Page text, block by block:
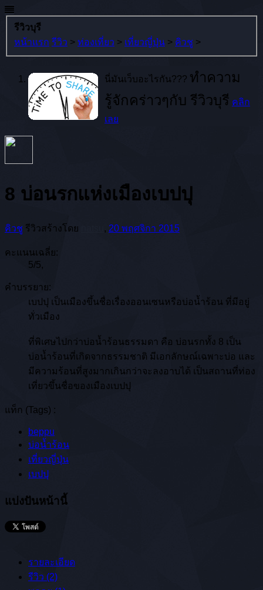
รีวิวบุรี
หน้าแรก รีวิว > ท่องเที่ยว > เที่ยวญี่ปุ่น > คิวชู >
นี่มันเว็บอะไรกัน??? ทำความ
รู้จักคร่าวๆกับ รีวิวบุรี คลิก
เลย
8 บ่อนรกแห่งเมืองเบปปุ
คิวชู รีวิวสร้างโดย , 20 พฤศจิกา 2015
คะแนนเฉลี่ย:
5/5,
คำบรรยาย:
เบปปุ เป็นเมืองขึ้นชื่อเรื่องออนเซนหรือบ่อน้ำร้อน ที่มีอยู่
ทั่วเมือง
ที่พิเศษไปกว่าบ่อน้ำร้อนธรรมดา คือ บ่อนรกทั้ง 8 เป็น
บ่อน้ำร้อนที่เกิดจากธรรมชาติ มีเอกลักษณ์เฉพาะบ่อ และ
มีความร้อนที่สูงมากเกินกว่าจะลงอาบได้ เป็นสถานที่ท่อง
เที่ยวขึ้นชื่อของเมืองเบปปุ
แท็ก (Tags) :
beppu
บ่อน้ำร้อน
เที่ยวญี่ปุ่น
เบปปุ
แบ่งปันหน้านี้
รายละเอียด
รีวิว (2)